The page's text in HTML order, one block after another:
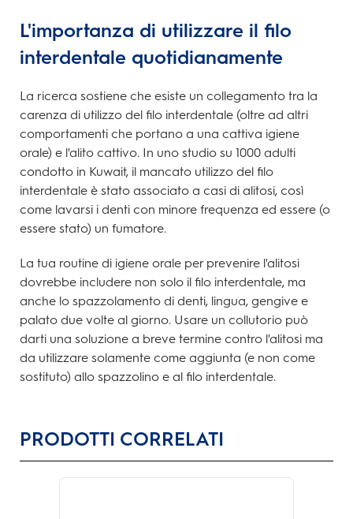
L'importanza di utilizzare il filo
interdentale quotidianamente
La ricerca sostiene che esiste un collegamento tra la
carenza di utilizzo del filo interdentale (oltre ad altri
comportamenti che portano a una cattiva igiene
orale) e l'alito cattivo. In uno studio su 1000 adulti
condotto in Kuwait, il mancato utilizzo del filo
interdentale è stato associato a casi di alitosi, così
come lavarsi i denti con minore frequenza ed essere (o
essere stato) un fumatore.
La tua routine di igiene orale per prevenire l'alitosi
dovrebbe includere non solo il filo interdentale, ma
anche lo spazzolamento di denti, lingua, gengive e
palato due volte al giorno. Usare un collutorio può
darti una soluzione a breve termine contro l'alitosi ma
da utilizzare solamente come aggiunta (e non come
sostituto) allo spazzolino e al filo interdentale.
PRODOTTI CORRELATI